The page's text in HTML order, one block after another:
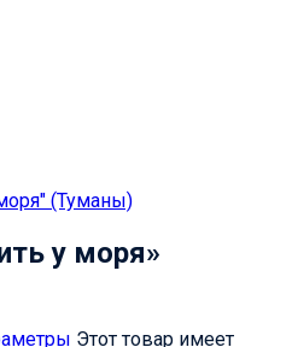
у моря»
Этот товар имеет